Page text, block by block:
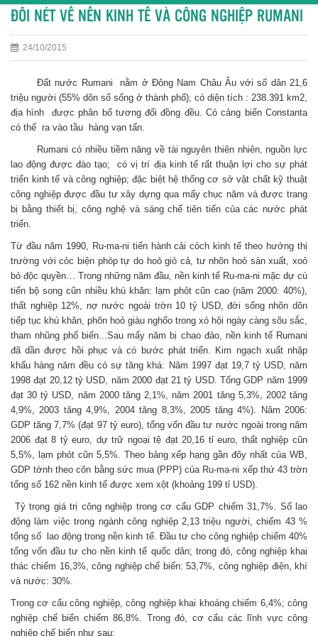
ĐÔI NÉT VỀ NỀN KINH TẾ VÀ CÔNG NGHIỆP RUMANI
24/10/2015
Đất nước Rumani nằm ở Đông Nam Châu Âu với số dân 21,6
triệu người (55% dõn số sống ở thành phố); có diện tích : 238.391 km2,
địa hình được phân bố tương đối đồng đều. Có cảng biển Constanta
có thể ra vào tầu hàng vạn tấn.
Rumani có nhiều tiềm năng về tài nguyên thiên nhiên, nguồn lực
lao động được đào tạo; có vị trí địa kinh tế rất thuận lợi cho sự phát
triển kinh tế và công nghiệp; đặc biệt hệ thống cơ sở vật chất kỹ thuật
công nghiệp được đầu tư xây dựng qua mấy chục năm và được trang
bị bằng thiết bị, công nghệ và sáng chế tiên tiến của các nước phát
triển.
Từ đầu năm 1990, Ru-ma-ni tiến hành cải cỏch kinh tế theo hướng thị
trường với cỏc biện phỏp tự do hoỏ giỏ cả, tư nhõn hoỏ sản xuất, xoỏ
bỏ độc quyền… Trong những năm đầu, nền kinh tế Ru-ma-ni mặc dự cú
tiến bộ song cũn nhiều khú khăn: lạm phỏt cũn cao (năm 2000: 40%),
thất nghiệp 12%, nợ nước ngoài trờn 10 tỷ USD, đời sống nhõn dõn
tiếp tục khú khăn, phõn hoỏ giàu nghốo trong xó hội ngày càng sõu sắc,
tham nhũng phổ biến...Sau mấy năm bị chao đảo, nền kinh tế Rumani
đã dần được hồi phục và có bước phát triển. Kim ngạch xuất nhập
khẩu hàng năm đều có sự tăng khá: Năm 1997 đạt 19,7 tỷ USD, năm
1998 đạt 20,12 tỷ USD, năm 2000 đạt 21 tỷ USD. Tổng GDP năm 1999
đạt 30 tỷ USD, năm 2000 tăng 2,1%, năm 2001 tăng 5,3%, 2002 tăng
4,9%, 2003 tăng 4,9%, 2004 tăng 8,3%, 2005 tăng 4%). Năm 2006:
GDP tăng 7,7% (đạt 97 tỷ euro), tổng vốn đầu tư nước ngoài trong năm
2006 đạt 8 tỷ euro, dự trữ ngoại tệ đạt 20,16 tỉ euro, thất nghiệp cũn
5,5%, lạm phỏt cũn 5,5%. Theo bảng xếp hạng gần đõy nhất của WB,
GDP tớnh theo cõn bằng sức mua (PPP) của Ru-ma-ni xếp thứ 43 trờn
tổng số 162 nền kinh tế được xem xột (khoảng 199 tỉ USD).
Tỷ trọng giá trị công nghiệp trong cơ cấu GDP chiếm 31,7%. Số lao
động làm việc trong ngành công nghiệp 2,13 triệu người, chiếm 43 %
tổng số lao động trong nền kinh tế. Đầu tư cho công nghiệp chiếm 40%
tổng vốn đầu tư cho nền kinh tế quốc dân; trong đó, công nghiệp khai
thác chiếm 16,3%, công nghiệp chế biến: 53,7%, công nghiệp điện, khí
và nước: 30%.
Trong cơ cấu công nghiệp, công nghiệp khai khoáng chiếm 6,4%; công
nghiệp chế biến chiếm 86,8%. Trong đó, cơ cấu các lĩnh vực công
nghiệp chế biến như sau: